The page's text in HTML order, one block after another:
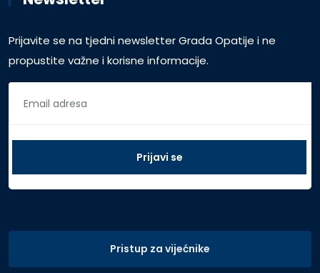
Prijavite se na tjedni newsletter Grada Opatije i ne
propustite važne i korisne informacije.
Pristup za vijećnike